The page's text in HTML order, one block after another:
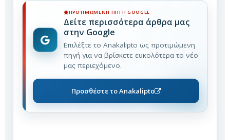
ΠΡΟΤΙΜΏΜΕΝΗ ΠΗΓΉ GOOGLE
Δείτε περισσότερα άρθρα μας
στην Google
Επιλέξτε το Anakalipto ως προτιμώμενη
πηγή για να βρίσκετε ευκολότερα το νέο
μας περιεχόμενο.
Προσθέστε το Anakalipto